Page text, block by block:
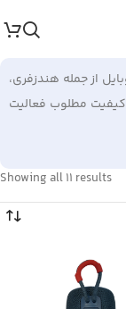
از جمله هندزفری،
کیفیت مطلوب فعالیت
Showing all 11 results